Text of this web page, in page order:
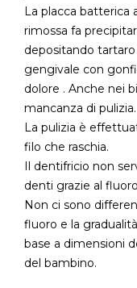
La placca batterica
rimossa fa
depositando
gengivale con
dolore . Anche nei
mancanza di pulizia.
La pulizia è
filo che raschia.
Il dentifricio non
denti grazie al
Non ci sono
fluoro e la
base a dimensioni
del bambino.